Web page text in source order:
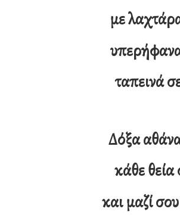
με
ταπεινά
Δόξα
κάθε
και μαζί